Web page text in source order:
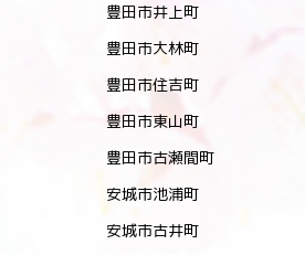
豊田市井上町
豊田市大林町
豊田市住吉町
豊田市東山町
豊田市古瀬間町
安城市池浦町
安城市古井町